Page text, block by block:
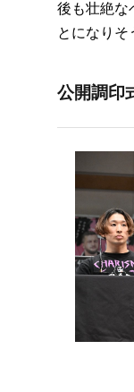
後も壮絶な
とになりそ
公開調印